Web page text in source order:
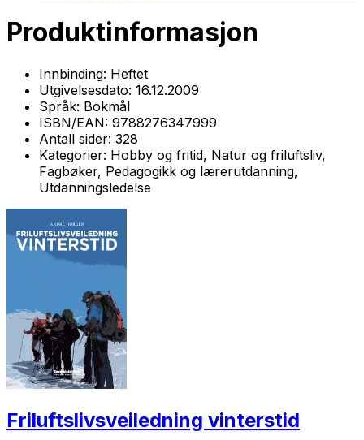
Produktinformasjon
Innbinding: Heftet
Utgivelsesdato: 16.12.2009
Språk: Bokmål
ISBN/EAN: 9788276347999
Antall sider: 328
Kategorier: Hobby og fritid, Natur og friluftsliv,
Fagbøker, Pedagogikk og lærerutdanning,
Utdanningsledelse
Friluftslivsveiledning vinterstid